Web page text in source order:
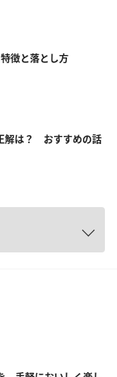
徴と落とし方
解は？ おすすめの話